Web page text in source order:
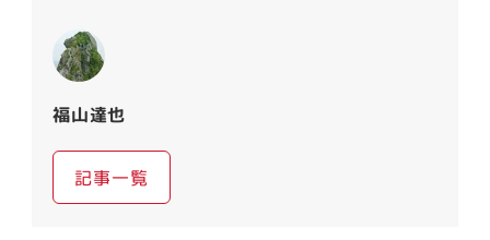
福山達也
記事一覧